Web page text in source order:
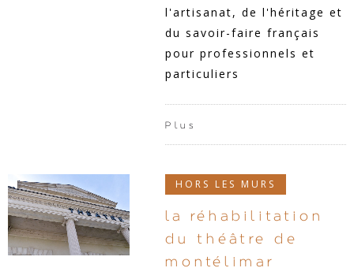
l'artisanat, de l'héritage et
du savoir-faire français
pour professionnels et
particuliers
Plus
HORS LES MURS
la réhabilitation
du théâtre de
montélimar